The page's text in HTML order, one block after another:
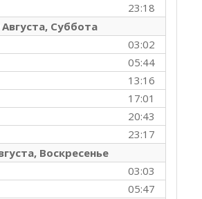
23:18
Августа, Суббота
03:02
05:44
13:16
17:01
20:43
23:17
Воскресенье
03:03
05:47